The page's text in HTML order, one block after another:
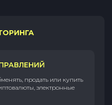
продать или купить
электронные